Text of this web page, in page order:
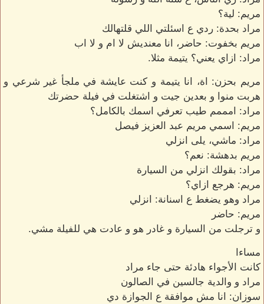
مريم: لية؟
مراد بحدة: ردي ع اسئلتي اللي قلتهالك
مريم بخفوت: حاضر، انا معنديش لا ام و لا اب
مراد: ازاي يعني؟ يتيمة مثلا.
مريم بحزن: اة، انا يتيمة و كنت عايشة في ملجأ غير شرعي و
هربت منوا و بعدين جيت و اشتغلت في فيلة حضرتك
مراد: امممم طيب تعرفي اسمك بالكامل؟
مريم: اسمي مريم عبد العزيز فيصل
مراد: ماشي، يلى انزلي
مريم بدهشة: نعم؟
مراد: بقولك انزلي من السيارة
مريم: هرجع ازاي؟
مراد وهو يضغط ع اسنانة: انزلي
مريم: حاضر
و ترجلت من السيارة و غادر هو و عادت هي للفيلة مشي.
مساءا
كانت الأجواء هادئة حتى جاء مراد
مراد و والدية جالسين في الصالون
سوزان: انا مش موافقة ع الجوازة دي